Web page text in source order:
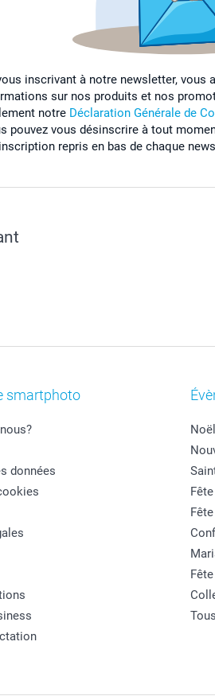
inscrivant à notre newsletter, vous
sur nos produits et nos
notre Déclaration Générale de
pouvez vous désinscrire à tout
repris en bas de chaque
smartphoto
données
Noël